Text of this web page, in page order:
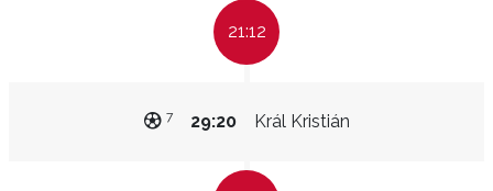
21:12
Král Kristián
29:20
7